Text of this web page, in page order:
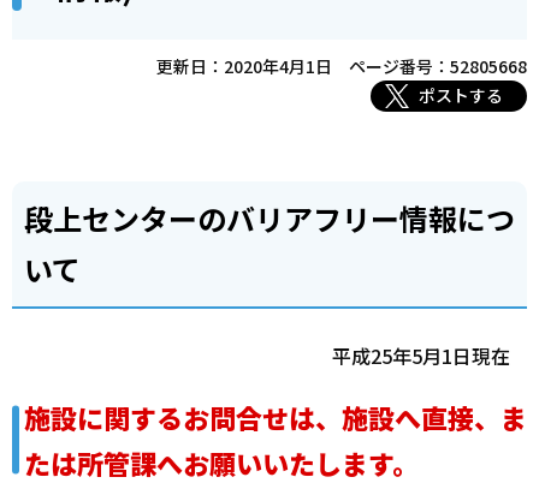
更新日：2020年4月1日
ページ番号：52805668
ポストする
段上センターのバリアフリー情報につ
いて
平成25年5月1日現在
施設に関するお問合せは、施設へ直接、ま
たは所管課へお願いいたします。